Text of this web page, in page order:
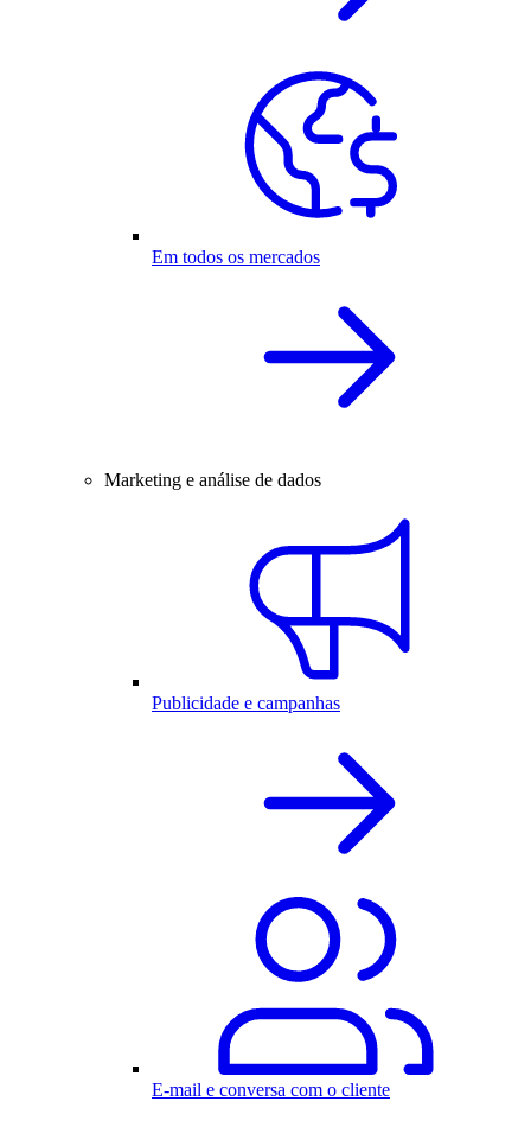
Em todos os mercados
Marketing e análise de dados
Publicidade e campanhas
E-mail e conversa com o cliente